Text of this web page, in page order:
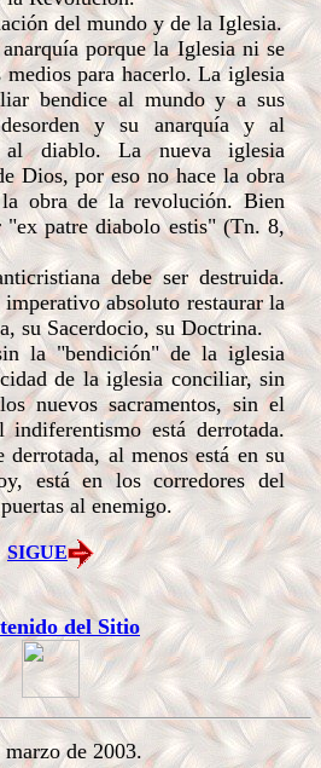
del mundo y de la Iglesia.
porque la Iglesia ni se
para hacerlo. La iglesia
bendice al mundo y a sus
y su anarquía y al
al diablo. La nueva iglesia
Dios, por eso no hace la obra
obra de la revolución. Bien
"ex patre diabolo estis" (Tn. 8,
debe ser destruida.
absoluto restaurar la
su Sacerdocio, su Doctrina.
la "bendición" de la iglesia
de la iglesia conciliar, sin
nuevos sacramentos, sin el
indiferentismo está derrotada.
derrotada, al menos está en su
está en los corredores del
al enemigo.
SIGUE
del Sitio
de 2003.